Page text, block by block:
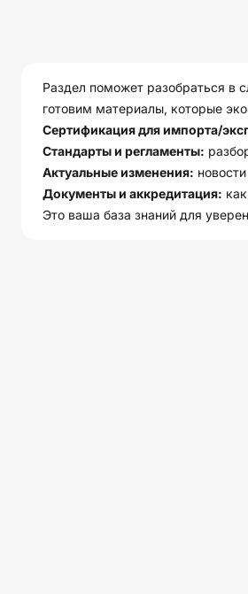
Раздел поможет разобраться в
готовим материалы, которые
Сертификация для импорта/
Стандарты и регламенты:
Актуальные изменения:
Документы и аккредитация:
Это ваша база знаний для